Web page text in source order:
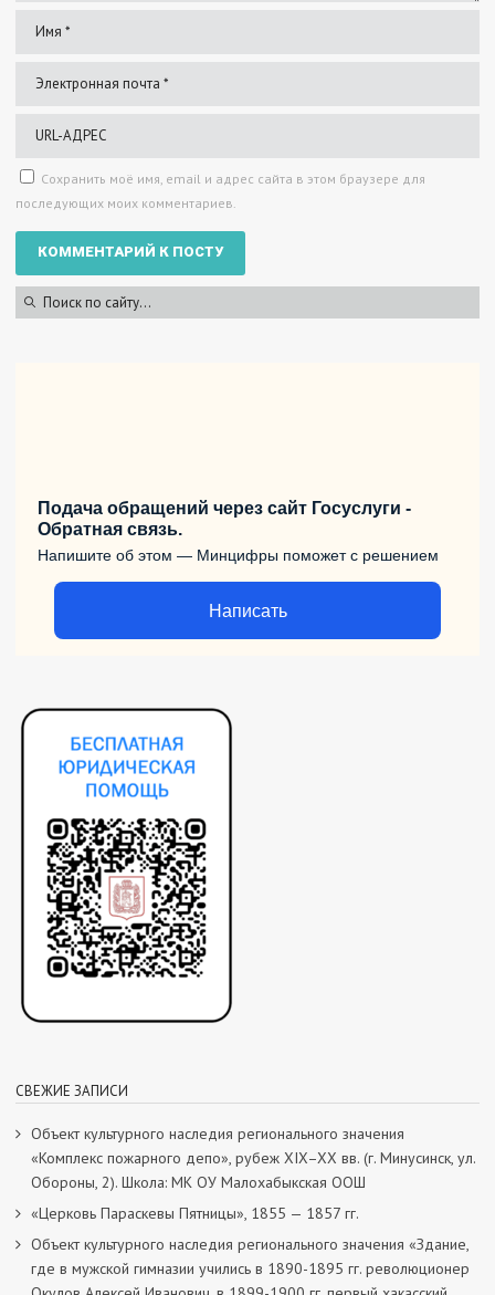
Сохранить моё имя, email и адрес сайта в этом браузере для
последующих моих комментариев.
Подача обращений через сайт Госуслуги -
Обратная связь.
Напишите об этом — Минцифры поможет с решением
Написать
СВЕЖИЕ ЗАПИСИ
Объект культурного наследия регионального значения
«Комплекс пожарного депо», рубеж XIX–XX вв. (г. Минусинск, ул.
Обороны, 2). Школа: МК ОУ Малохабыкская ООШ
«Церковь Параскевы Пятницы», 1855 — 1857 гг.
Объект культурного наследия регионального значения «Здание,
где в мужской гимназии учились в 1890-1895 гг. революционер